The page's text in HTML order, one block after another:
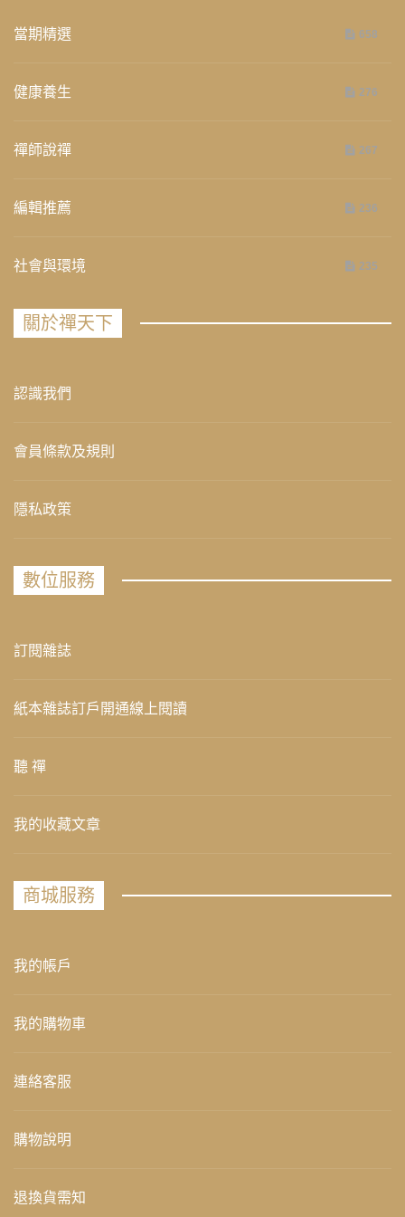
當期精選 658
健康養生 276
禪師說禪 267
編輯推薦 236
社會與環境 235
關於禪天下
認識我們
會員條款及規則
隱私政策
數位服務
訂閱雜誌
紙本雜誌訂戶開通線上閱讀
聽 禪
我的收藏文章
商城服務
我的帳戶
我的購物車
連絡客服
購物說明
退換貨需知